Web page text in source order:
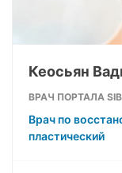
Кеосьян
ВРАЧ ПОРТАЛА
Врач по
пластический